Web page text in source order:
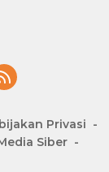
Privasi
Siber